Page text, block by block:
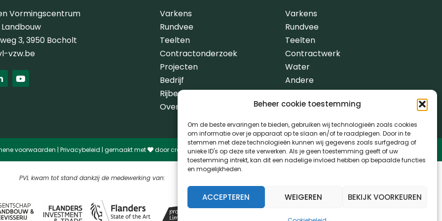
Beheer cookie toestemming
Om de beste ervaringen te bieden, gebruiken wij technologieën zoals cookies
om informatie over je apparaat op te slaan en/of te raadplegen. Door in te
stemmen met deze technologieën kunnen wij gegevens zoals surfgedrag of
unieke ID's op deze site verwerken. Als je geen toestemming geeft of uw
toestemming intrekt, kan dit een nadelige invloed hebben op bepaalde functies
en mogelijkheden.
ACCEPTEREN WEIGEREN BEKIJK VOORKEUREN
Vormingscentrum
3, 3950 Bocholt
vzw.be
Y
o
u
Varkens
Rundvee
Teelten
Contractonderzoek
Projecten
Bedrijf
Rijbewijs G
Over ons
Varkens
Rundvee
Teelten
Contractwerk
Water
Andere
voorwaarden | Privacybeleid | gemaakt met doorcreativitijd
PVL kwam tot stand dankzij de medewerking van: